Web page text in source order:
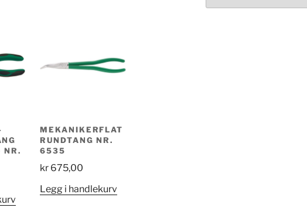
NR.
MEKANIKERFLAT
RUNDTANG NR.
6535
kr675,00
Legg i handlekurv